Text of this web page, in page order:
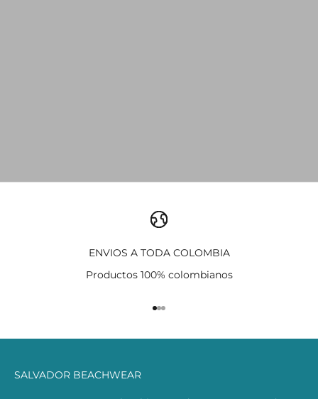
ENVIOS A TODA COLOMBIA
Productos 100% colombianos
Ir al artículo 1
Ir al artículo 2
Ir al artículo 3
SALVADOR BEACHWEAR